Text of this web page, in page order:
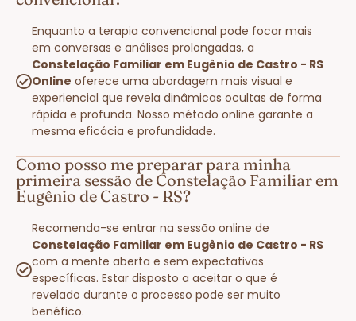
Enquanto a terapia convencional pode focar mais
em conversas e análises prolongadas, a
Constelação Familiar em Eugênio de Castro - RS
Online oferece uma abordagem mais visual e
experiencial que revela dinâmicas ocultas de forma
rápida e profunda. Nosso método online garante a
mesma eficácia e profundidade.
Como posso me preparar para minha
primeira sessão de Constelação Familiar em
Eugênio de Castro - RS?
Recomenda-se entrar na sessão online de
Constelação Familiar em Eugênio de Castro - RS
com a mente aberta e sem expectativas
específicas. Estar disposto a aceitar o que é
revelado durante o processo pode ser muito
benéfico.